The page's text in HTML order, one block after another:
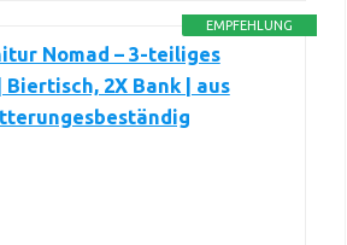
EMPFEHLUNG
Nomad – 3-teiliges
2X Bank | aus